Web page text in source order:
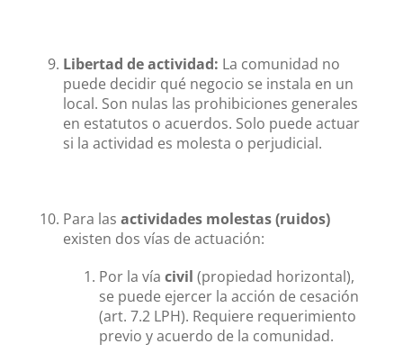
Libertad de actividad: La comunidad no
puede decidir qué negocio se instala en un
local. Son nulas las prohibiciones generales
en estatutos o acuerdos. Solo puede actuar
si la actividad es molesta o perjudicial.
Para las actividades molestas (ruidos)
existen dos vías de actuación:
Por la vía civil (propiedad horizontal),
se puede ejercer la acción de cesación
(art. 7.2 LPH). Requiere requerimiento
previo y acuerdo de la comunidad.